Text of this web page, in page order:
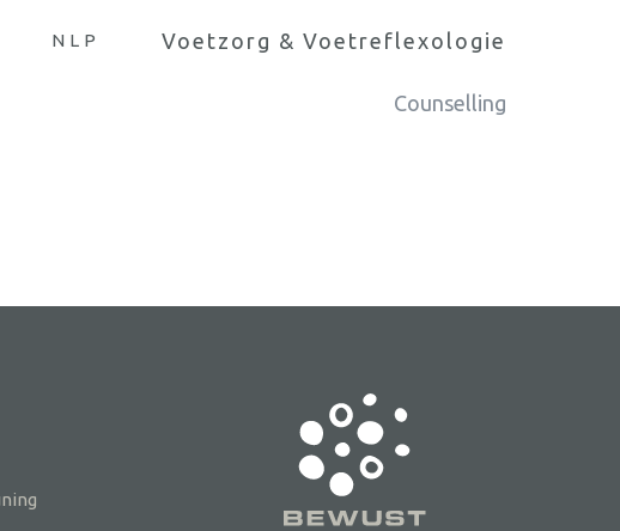
NLP Voetzorg & Voetreflexologie
Counselling